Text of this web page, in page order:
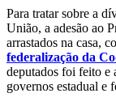
Para tratar sobre a
União, a adesão ao
arrastados na casa,
federalização da
deputados foi feito e
governos estadual e